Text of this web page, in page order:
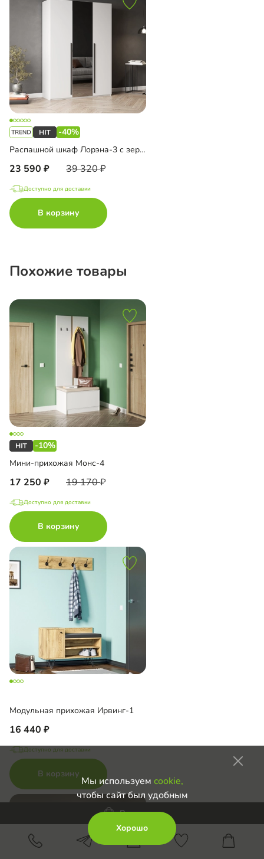
-40%
Распашной шкаф Лорэна-3 с зеркалом
23 590 39 320
Доступно для доставки
В корзину
Похожие товары
-10%
Мини-прихожая Монс-4
17 250 19 170
Доступно для доставки
В корзину
Модульная прихожая Ирвинг-1
16 440
Доступно для доставки
В корзину
Мы используем cookie,
чтобы сайт был удобным
Хорошо
В корзину